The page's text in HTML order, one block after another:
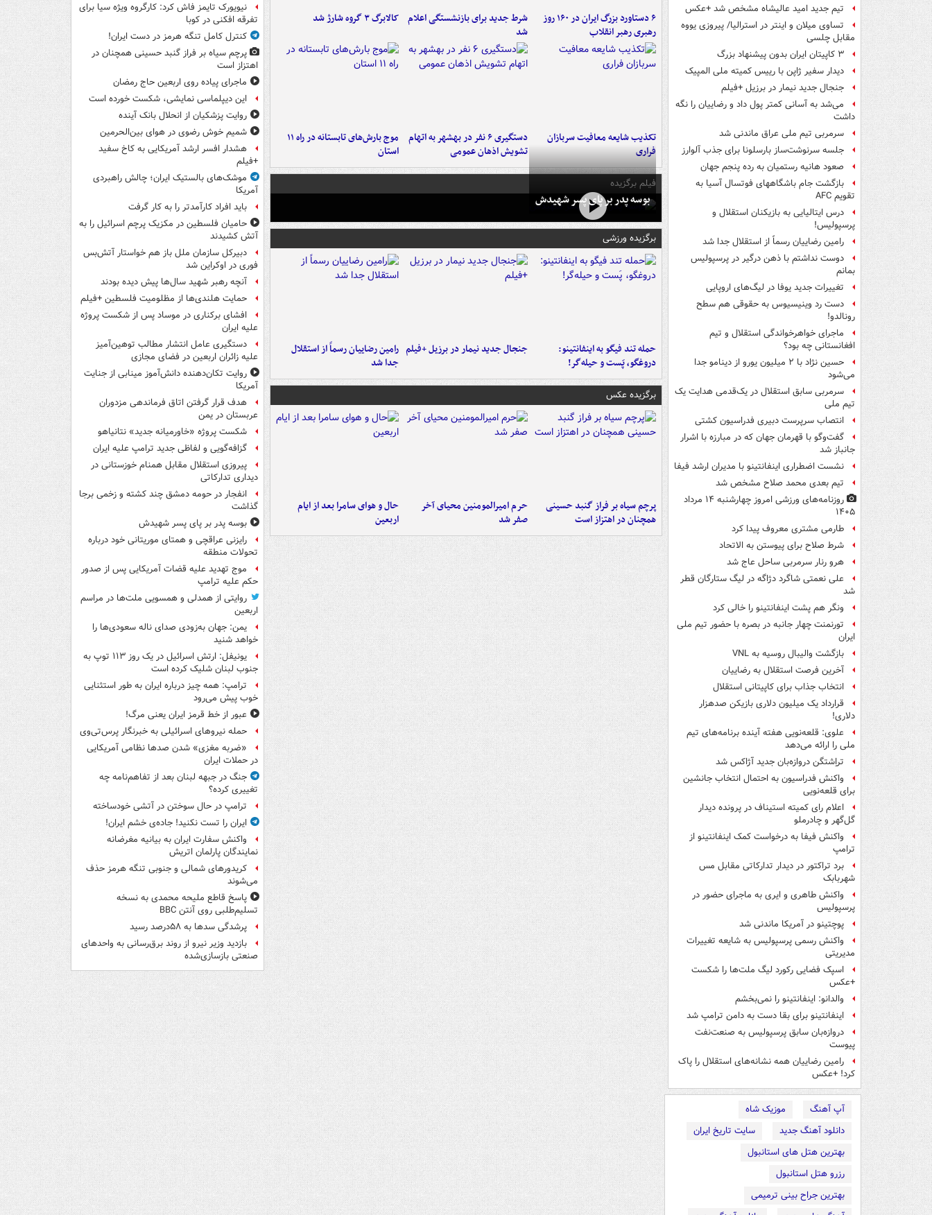
تیم جدید امید عالیشاه مشخص شد +عکس
تساوی میلان و اینتر در استرالیا/ پیروزی یووه
مقابل چلسی
۳ کاپیتان ایران بدون پیشنهاد بزرگ
دیدار سفیر ژاپن با رییس کمیته ملی المپیک
جنجال جدید نیمار در برزیل +فیلم
می‌شد به آسانی کمتر پول داد و رضاییان را نگه
داشت
سرمربی تیم ملی عراق ماندنی شد
جلسه سرنوشت‌ساز بارسلونا برای جذب آلوارز
صعود هانیه رستمیان به رده پنجم جهان
بازگشت جام باشگاههای فوتسال آسیا به
تقویم AFC
درس ایتالیایی‌ به بازیکنان استقلال و
پرسپولیس!
رامین رضاییان رسماً از استقلال جدا شد
دوست نداشتم با ذهن درگیر در پرسپولیس
بمانم
تغییرات جدید یوفا در لیگ‌های اروپایی
دست رد وینیسیوس به حقوقی هم سطح
رونالدو!
ماجرای خواهرخواندگی استقلال و تیم
افغانستانی چه بود؟
حسین نژاد با ۲ میلیون یورو از دینامو جدا
می‌شود
سرمربی سابق استقلال در یک‌قدمی هدایت یک
تیم ملی
انتصاب سرپرست دبیری فدراسیون کشتی
گفت‌وگو با قهرمان جهان که در مبارزه با اشرار
جانباز شد
نشست اضطراری اینفانتینو با مدیران ارشد فیفا
تیم بعدی محمد صلاح مشخص شد
روزنامه‌های ورزشی امروز چهارشنبه ۱۴ مرداد
۱۴۰۵
طارمی مشتری معروف پیدا کرد
شرط صلاح برای پیوستن به الاتحاد
هرو رنار سرمربی ساحل عاج شد
علی نعمتی شاگرد دژاگه در لیگ ستارگان قطر
شد
ونگر هم پشت اینفانتینو را خالی کرد
تورنمنت چهار جانبه در بصره با حضور تیم ملی
ایران
بازگشت والیبال روسیه به VNL
آخرین فرصت استقلال به رضاییان
انتخاب جذاب برای کاپیتانی استقلال
قرارداد یک میلیون دلاری بازیکن صدهزار
دلاری!
علوی: قلعه‌نویی هفته آینده برنامه‌های تیم
ملی را ارائه می‌دهد
تراِشتگن دروازه‌بان جدید آژاکس شد
واکنش فدراسیون به احتمال انتخاب جانشین
برای قلعه‌نویی
اعلام رای کمیته استیناف در پرونده دیدار
گل‌گهر و چادرملو
واکنش فیفا به درخواست کمک اینفانتینو از
ترامپ
برد تراکتور در دیدار تدارکاتی مقابل مس
شهربابک
واکنش طاهری و ایری به ماجرای حضور در
پرسپولیس
پوچتینو در آمریکا ماندنی شد
واکنش رسمی پرسپولیس به شایعه تغییرات
مدیریتی
اسپک فضایی رکورد لیگ ملت‌ها را شکست
+عکس
والدانو: اینفانتینو را نمی‌بخشم
اینفانتینو برای بقا دست به دامن ترامپ شد
دروازه‌بان سابق پرسپولیس به صنعت‌نفت
پیوست
رامین رضاییان همه نشانه‌های استقلال را پاک
کرد! +عکس
آپ آهنگ
موزیک شاه
دانلود آهنگ جدید
سایت تاریخ ایران
بهترین هتل های استانبول
رزرو هتل استانبول
بهترین جراح بینی ترمیمی
۶ دستاورد بزرگ ایران در ۱۶۰ روز
رهبری رهبر انقلاب
شرط جدید برای بازنشستگی اعلام
شد
کالابرگ ۳ گروه شارژ شد
تکذیب شایعه معافیت سربازان
فراری
دستگیری ۶ نفر در بهشهر به اتهام
تشویش اذهان عمومی
موج بارش‌های تابستانه در راه ۱۱
استان
فیلم برگزیده
بوسه‌ پدر بر پای پسر شهیدش
برگزیده ورزشی
حمله تند فیگو به اینفانتینو:
دروغگو، پَست‌ و حیله‌گر!
جنجال جدید نیمار در برزیل +فیلم رامین رضاییان رسماً از استقلال
جدا شد
برگزیده عکس
پرچم سیاه بر فراز گنبد حسینی
همچنان در اهتزاز است
حرم امیرالمومنین محیای آخر
صفر شد
حال و هوای سامرا بعد از ایام
اربعین
نیویورک تایمز فاش کرد: کارگروه ویژه سیا برای
تفرقه افکنی در کوبا
کنترل کامل تنگه هرمز در دست ایران!
پرچم سیاه بر فراز گنبد حسینی همچنان در
اهتزاز است
ماجرای پیاده روی اربعین حاج رمضان
این دیپلماسی نمایشی، شکست خورده است
روایت پزشکیان از انحلال بانک آینده
شمیم خوش رضوی در هوای بین‌الحرمین
هشدار افسر ارشد آمریکایی به کاخ سفید
+فیلم
موشک‌های بالستیک ایران؛ چالش راهبردی
آمریکا
باید افراد کارآمدتر را به کار گرفت
حامیان فلسطین در مکزیک پرچم اسرائیل را به
آتش کشیدند
دبیرکل سازمان ملل باز هم خواستار آتش‌بس
فوری در اوکراین شد
آنچه رهبر شهید سال‌ها پیش دیده بودند
حمایت هلندی‌ها از مظلومیت فلسطین +فیلم
افشای برکناری در موساد پس از شکست پروژه
علیه ایران
دستگیری عامل انتشار مطالب توهین‌آمیز
علیه زائران اربعین در فضای مجازی
روایت تکان‌دهنده دانش‌آموز مینابی از جنایت
آمریکا
هدف قرار گرفتن اتاق‌ فرماندهی مزدوران
عربستان در یمن
شکست پروژه «خاورمیانه جدید» نتانیاهو
گزافه‌گویی و لفاظی جدید ترامپ علیه ایران
پیروزی استقلال مقابل همنام خوزستانی در
دیداری تدارکاتی
انفجار در حومه دمشق چند کشته و زخمی برجا
گذاشت
بوسه‌ پدر بر پای پسر شهیدش
رایزنی عراقچی و همتای موریتانی خود درباره
تحولات منطقه
موج تهدید علیه قضات آمریکایی پس از صدور
حکم علیه ترامپ
روایتی از همدلی و همسویی ملت‌ها در مراسم
اربعین
یمن: جهان به‌زودی صدای ناله سعودی‌ها را
خواهد شنید
یونیفل: ارتش اسرائیل در یک روز ۱۱۳ توپ به
جنوب لبنان شلیک کرده است
ترامپ: همه چیز درباره ایران به طور استثنایی
خوب پیش می‌رود
عبور از خط قرمز ایران یعنی مرگ!
حمله نیروهای اسرائیلی به خبرنگار پرس‌تی‌وی
«ضربه مغزی» شدن صدها نظامی آمریکایی
در حملات ایران
جنگ در جبهه لبنان بعد از تفاهم‌نامه چه
تغییری کرده؟
ترامپ در حال سوختن در آتشی خودساخته
ایران را تست نکنید! جاده‌ی خشم ایران!
واکنش سفارت ایران به بیانیه مغرضانه
نمایندگان پارلمان اتریش
کریدورهای شمالی و جنوبی تنگه هرمز حذف
می‌شوند
پاسخ قاطع ملیحه محمدی به نسخه
تسلیم‌طلبی روی آنتن BBC
پرشدگی سدها به ۵۸درصد رسید
بازدید وزیر نیرو از روند برق‌رسانی به واحدهای
صنعتی بازسازی‌شده